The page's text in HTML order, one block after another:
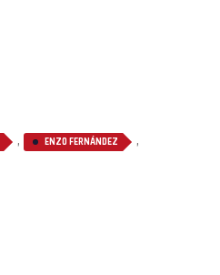
, ENZO FERNÁNDEZ ,